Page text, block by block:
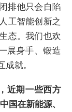
排他只会自陷
工智能创新之
态。我们也欢
展身手、锻造
就。
近期一些西方
国在新能源、